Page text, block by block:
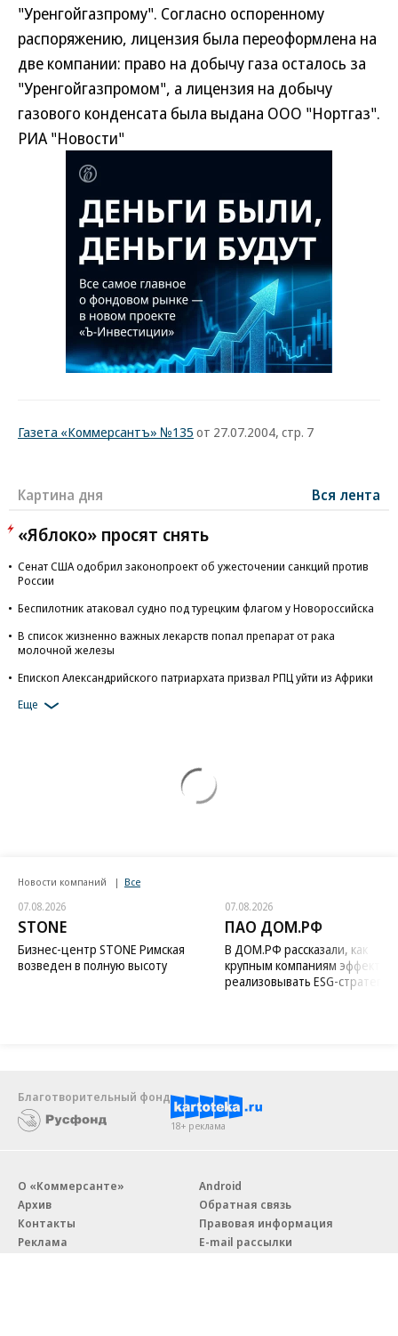
"Уренгойгазпрому". Согласно оспоренному
распоряжению, лицензия была переоформлена на
две компании: право на добычу газа осталось за
"Уренгойгазпромом", а лицензия на добычу
газового конденсата была выдана ООО "Нортгаз".
РИА "Новости"
Газета «Коммерсантъ» №135 от 27.07.2004, стр. 7
Картина дня Вся лента
«Яблоко» просят снять
Сенат США одобрил законопроект об ужесточении санкций против
России
Беспилотник атаковал судно под турецким флагом у Новороссийска
В список жизненно важных лекарств попал препарат от рака
молочной железы
Епископ Александрийского патриархата призвал РПЦ уйти из Африки
Еще
Новости компаний Все
07.08.2026
STONE
Бизнес-центр STONE Римская
возведен в полную высоту
07.08.2026
ПАО ДОМ.РФ
В ДОМ.РФ рассказали, как
крупным компаниям
реализовывать ESG-стратегию
Благотворительный фонд
18+ реклама
О «Коммерсанте»
Архив
Контакты
Реклама
Android
Обратная связь
Правовая информация
E-mail рассылки